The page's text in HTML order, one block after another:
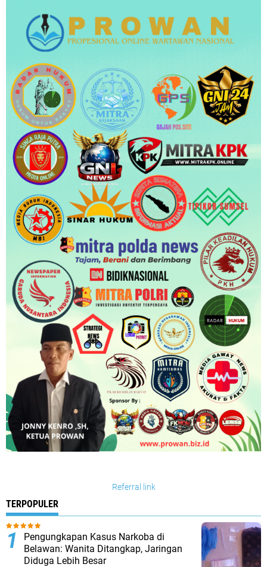
Referral link
TERPOPULER
Pengungkapan Kasus Narkoba di
Belawan: Wanita Ditangkap, Jaringan
Diduga Lebih Besar